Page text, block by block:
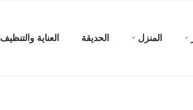
المنزل الحديقة العناية والتنظيف